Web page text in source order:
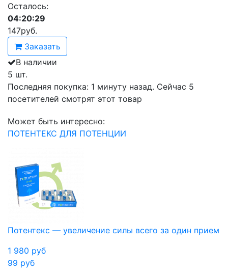
Осталось:
04:20:29
147руб.
Заказать
В наличии
5 шт.
Последняя покупка: 1 минуту назад. Сейчас 5
посетителей смотрят этот товар
Может быть интересно:
ПОТЕНТЕКС ДЛЯ ПОТЕНЦИИ
Потентекс — увеличение силы всего за один прием
1 980 руб
99 руб